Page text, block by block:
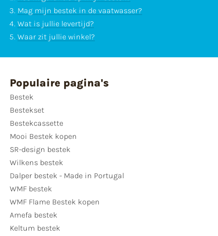
Mag mijn bestek in de vaatwasser?
Wat is jullie levertijd?
Waar zit jullie winkel?
Populaire pagina's
Bestek
Bestekset
Bestekcassette
Mooi Bestek kopen
SR-design bestek
Wilkens bestek
Dalper bestek - Made in Portugal
WMF bestek
WMF Flame Bestek kopen
Amefa bestek
Keltum bestek